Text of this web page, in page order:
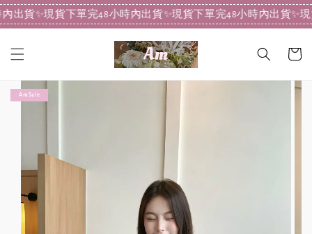
出貨✨現貨下單完48小時內出貨✨現貨下單完48小時內出貨✨現
Am Sale